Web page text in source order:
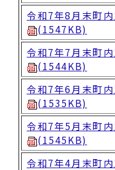
令和7年8月末町内
(1547KB)
令和7年7月末町内
(1544KB)
令和7年6月末町内
(1535KB)
令和7年5月末町内
(1545KB)
令和7年4月末町内